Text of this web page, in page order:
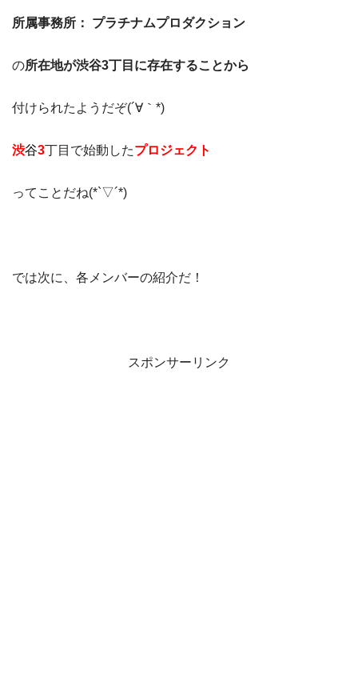
所属事務所： プラチナムプロダクション
の所在地が渋谷3丁目に存在することから
付けられたようだぞ(´∀｀*)
渋谷3丁目で始動したプロジェクト
ってことだね(*`▽´*)
では次に、各メンバーの紹介だ！
スポンサーリンク